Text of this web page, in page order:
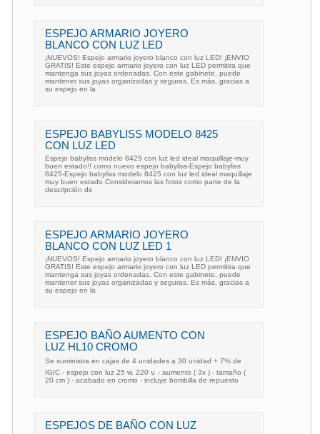
ESPEJO ARMARIO JOYERO
BLANCO CON LUZ LED
¡NUEVOS! Espejo armario joyero blanco con luz LED! ¡ENVIO
GRATIS! Este espejo armario joyero con luz LED permitira que
mantenga sus joyas ordenadas. Con este gabinete, puede
mantener sus joyas organizadas y seguras. Es más, gracias a
su espejo en la
ESPEJO BABYLISS MODELO 8425
CON LUZ LED
Espejo babyliss modelo 8425 con luz led ideal maquillaje-muy
buen estado!! como nuevo espejo babyliss-Espejo babyliss
8425-Espejo babyliss modelo 8425 con luz led ideal maquillaje
muy buen estado Consideramos las fotos como parte de la
descripción de
ESPEJO ARMARIO JOYERO
BLANCO CON LUZ LED 1
¡NUEVOS! Espejo armario joyero blanco con luz LED! ¡ENVIO
GRATIS! Este espejo armario joyero con luz LED permitira que
mantenga sus joyas ordenadas. Con este gabinete, puede
mantener sus joyas organizadas y seguras. Es más, gracias a
su espejo en la
ESPEJO BAÑO AUMENTO CON
LUZ HL10 CROMO
Se suministra en cajas de 4 unidades a 30 unidad + 7% de
IGIC - espejo con luz 25 w. 220 v. - aumento ( 3x ) - tamaño (
20 cm ) - acabado en cromo - incluye bombilla de repuesto
ESPEJOS DE BAÑO CON LUZ